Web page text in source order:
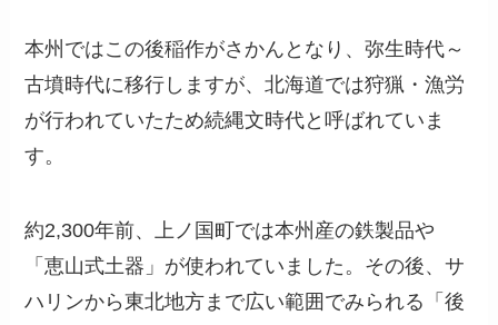
本州ではこの後稲作がさかんとなり、弥生時代～
古墳時代に移行しますが、北海道では狩猟・漁労
が行われていたため続縄文時代と呼ばれていま
す。
約2,300年前、上ノ国町では本州産の鉄製品や
「恵山式土器」が使われていました。その後、サ
ハリンから東北地方まで広い範囲でみられる「後